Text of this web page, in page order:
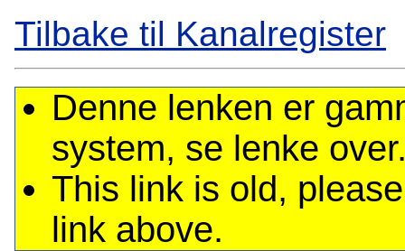
Tilbake til Kanalregister
Denne lenken er
system, se lenke
This link is old,
link above.